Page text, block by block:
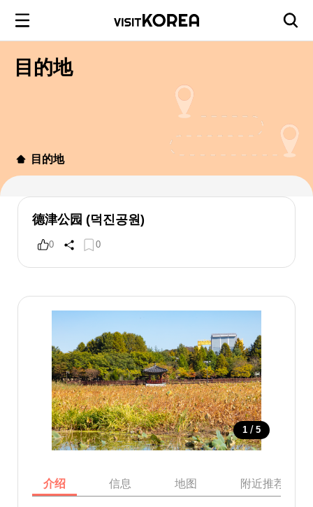
目的地
目的地
德津公园 (덕진공원)
0 0
1 / 5
介绍 信息 地图 附近推荐景点